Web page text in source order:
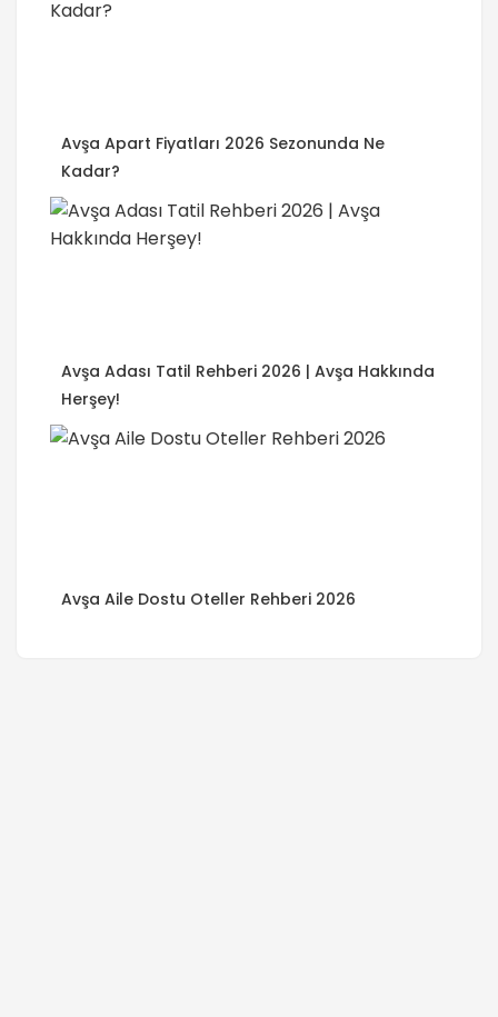
Avşa Apart Fiyatları 2026 Sezonunda Ne
Kadar?
Avşa Adası Tatil Rehberi 2026 | Avşa Hakkında
Herşey!
Avşa Aile Dostu Oteller Rehberi 2026